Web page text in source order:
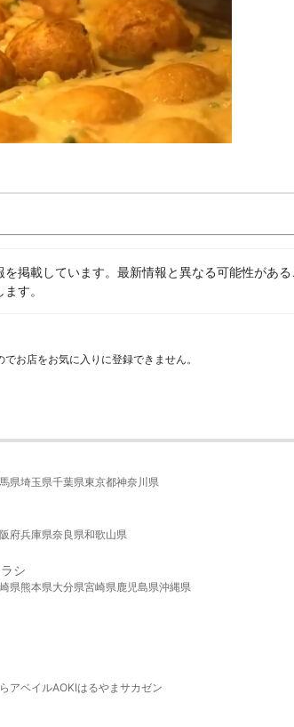
掲載しています。最新情報と異なる可能性があ
す。
お店をお気に入りに登録できません。
県埼玉県千葉県東京都神奈川県
府兵庫県奈良県和歌山県
シ
県熊本県大分県宮崎県鹿児島県沖縄県
アベイルAOKIはるやま サカゼン